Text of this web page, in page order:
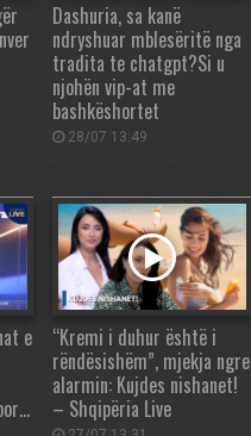
Dashuria, sa kanë
ndryshuar mblesëritë nga
tradita te chatgpt?Si u
njohën vip-at me
bashkëshortet
28/07 13:49
e
“Kremi i duhur është i
rëndësishëm”, mjekja ngre
alarmin: Kujdes nishanet!
– Shqipëria Live